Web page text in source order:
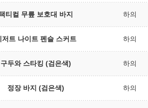
티컬 무릎 보호대 바지 하의
저트 나이트 펜슬 스커트 하의
구두와 스타킹 (검은색) 하의
정장 바지 (검은색) 하의